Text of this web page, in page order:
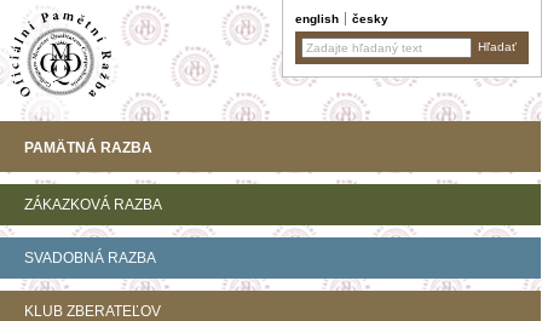
english česky
PAMÄTNÁ RAZBA
ZÁKAZKOVÁ RAZBA
SVADOBNÁ RAZBA
KLUB ZBERATEĽOV